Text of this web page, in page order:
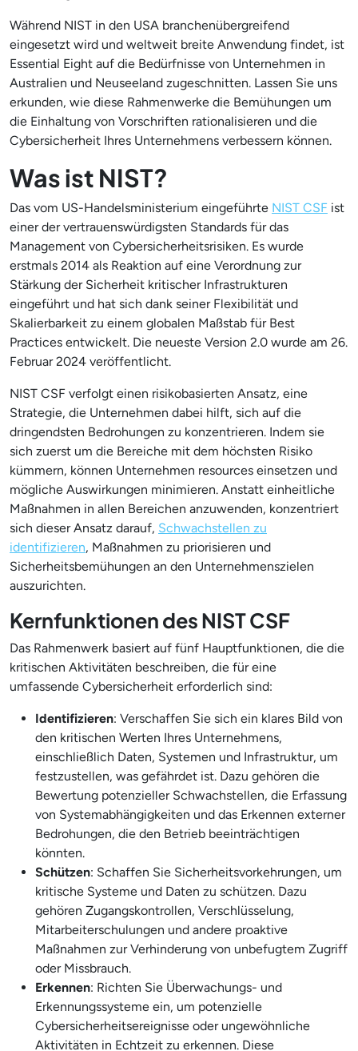
Während NIST in den USA branchenübergreifend
eingesetzt wird und weltweit breite Anwendung findet, ist
Essential Eight auf die Bedürfnisse von Unternehmen in
Australien und Neuseeland zugeschnitten. Lassen Sie uns
erkunden, wie diese Rahmenwerke die Bemühungen um
die Einhaltung von Vorschriften rationalisieren und die
Cybersicherheit Ihres Unternehmens verbessern können.
Was ist NIST?
Das vom US-Handelsministerium eingeführte NIST CSF ist
einer der vertrauenswürdigsten Standards für das
Management von Cybersicherheitsrisiken. Es wurde
erstmals 2014 als Reaktion auf eine Verordnung zur
Stärkung der Sicherheit kritischer Infrastrukturen
eingeführt und hat sich dank seiner Flexibilität und
Skalierbarkeit zu einem globalen Maßstab für Best
Practices entwickelt. Die neueste Version 2.0 wurde am 26.
Februar 2024 veröffentlicht.
NIST CSF verfolgt einen risikobasierten Ansatz, eine
Strategie, die Unternehmen dabei hilft, sich auf die
dringendsten Bedrohungen zu konzentrieren. Indem sie
sich zuerst um die Bereiche mit dem höchsten Risiko
kümmern, können Unternehmen resources einsetzen und
mögliche Auswirkungen minimieren. Anstatt einheitliche
Maßnahmen in allen Bereichen anzuwenden, konzentriert
sich dieser Ansatz darauf, Schwachstellen zu
identifizieren, Maßnahmen zu priorisieren und
Sicherheitsbemühungen an den Unternehmenszielen
auszurichten.
Kernfunktionen des NIST CSF
Das Rahmenwerk basiert auf fünf Hauptfunktionen, die die
kritischen Aktivitäten beschreiben, die für eine
umfassende Cybersicherheit erforderlich sind:
Identifizieren: Verschaffen Sie sich ein klares Bild von
den kritischen Werten Ihres Unternehmens,
einschließlich Daten, Systemen und Infrastruktur, um
festzustellen, was gefährdet ist. Dazu gehören die
Bewertung potenzieller Schwachstellen, die Erfassung
von Systemabhängigkeiten und das Erkennen externer
Bedrohungen, die den Betrieb beeinträchtigen
könnten.
Schützen: Schaffen Sie Sicherheitsvorkehrungen, um
kritische Systeme und Daten zu schützen. Dazu
gehören Zugangskontrollen, Verschlüsselung,
Mitarbeiterschulungen und andere proaktive
Maßnahmen zur Verhinderung von unbefugtem Zugriff
oder Missbrauch.
Erkennen: Richten Sie Überwachungs- und
Erkennungssysteme ein, um potenzielle
Cybersicherheitsereignisse oder ungewöhnliche
Aktivitäten in Echtzeit zu erkennen. Diese